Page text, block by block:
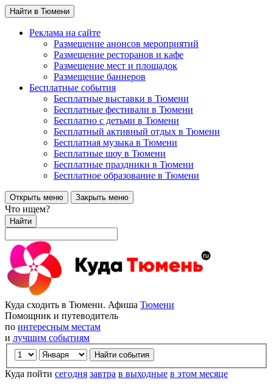
Найти в Тюмени
Реклама на сайте
Размещение анонсов мероприятий
Размещение ресторанов и кафе
Размещение мест и площадок
Размещение баннеров
Бесплатные события
Бесплатные выставки в Тюмени
Бесплатные фестивали в Тюмени
Бесплатно с детьми в Тюмени
Бесплатный активный отдых в Тюмени
Бесплатная музыка в Тюмени
Бесплатные шоу в Тюмени
Бесплатные праздники в Тюмени
Бесплатное образование в Тюмени
Открыть меню Закрыть меню
Что ищем?
Найти
Куда сходить в Тюмени. Афиша Тюмени
Помощник и путеводитель
по интересным местам
и лучшим событиям
Куда пойти сегодня завтра в выходные в этом месяце